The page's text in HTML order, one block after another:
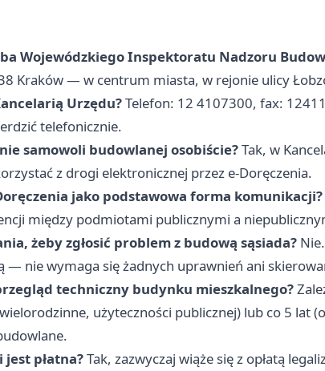
Wojewódzkiego Inspektoratu Nadzoru
Kraków — w centrum miasta, w rejonie ulicy
Urzędu?Telefon: 12 4107300, fax:
telefonicznie.
samowoli budowlanej osobiście?Tak, w
z drogi elektronicznej przez e-Doręczenia.
jako podstawowa forma komunikacji?
między podmiotami publicznymi a
żeby zgłosić problem z budową sąsiada?
— nie wymaga się żadnych uprawnień ani
techniczny budynku mieszkalnego?
użyteczności publicznej) lub co 5 lat
jest płatna?Tak, zazwyczaj wiąże się z opłatą